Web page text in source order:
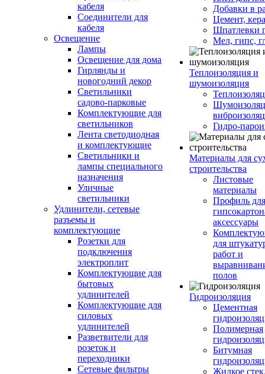
кабеля
Соединители для
кабеля
Освещение
Лампы
Освещение для дома
Гирлянды и
новогодний декор
Светильники
садово-парковые
Комплектующие для
светильников
Лента светодиодная
и комплектующие
Светильники и
лампы специального
назначения
Уличные
светильники
Удлинители, сетевые
разъемы и
комплектующие
Розетки для
подключения
электроплит
Комплектующие для
бытовых
удлинителей
Комплектующие для
силовых
удлинителей
Разветвители для
розеток и
переходники
Сетевые фильтры
Добавки в
Цемент,
Шпатлевки
Мел, гипс,
Теплоизоляция и
шумоизоляция
Гидро-
Материалы для
строительства
Листовые
материалы
Профиль для
аксессуары
для
работ и
полов
Гидроизоляция
Цементная
Полимерная
Битумная
Жидкое